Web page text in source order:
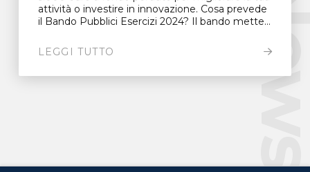
attività o investire in innovazione. Cosa prevede
il Bando Pubblici Esercizi 2024? Il bando mette...
LEGGI TUTTO